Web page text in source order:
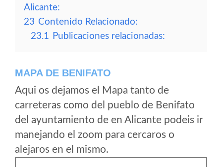
Alicante:
23 Contenido Relacionado:
23.1 Publicaciones relacionadas:
MAPA DE BENIFATO
Aqui os dejamos el Mapa tanto de
carreteras como del pueblo de Benifato
del ayuntamiento de en Alicante podeis ir
manejando el zoom para cercaros o
alejaros en el mismo.